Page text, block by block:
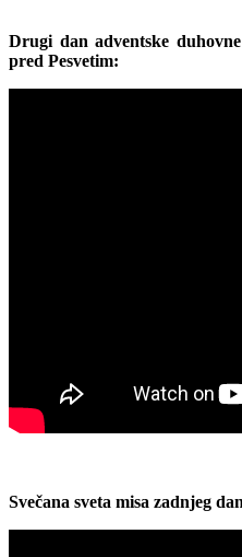
Drugi dan adventske
pred Pesvetim:
Svečana sveta misa zadnjeg